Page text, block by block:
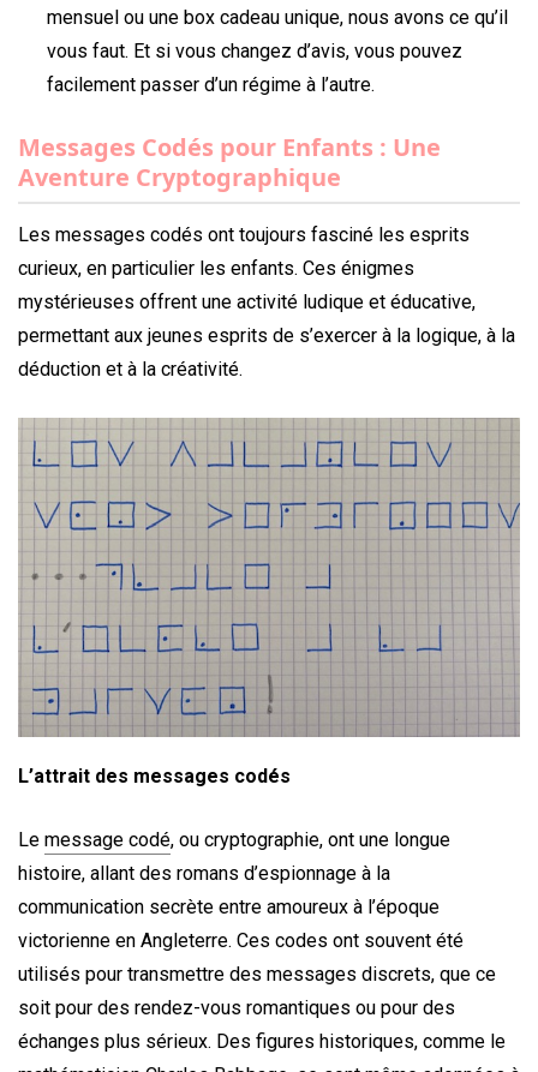
mensuel ou une box cadeau unique, nous avons ce qu’il
vous faut. Et si vous changez d’avis, vous pouvez
facilement passer d’un régime à l’autre.
Messages Codés pour Enfants : Une
Aventure Cryptographique
Les messages codés ont toujours fasciné les esprits
curieux, en particulier les enfants. Ces énigmes
mystérieuses offrent une activité ludique et éducative,
permettant aux jeunes esprits de s’exercer à la logique, à la
déduction et à la créativité.
L’attrait des messages codés
Le message codé, ou cryptographie, ont une longue
histoire, allant des romans d’espionnage à la
communication secrète entre amoureux à l’époque
victorienne en Angleterre. Ces codes ont souvent été
utilisés pour transmettre des messages discrets, que ce
soit pour des rendez-vous romantiques ou pour des
échanges plus sérieux. Des figures historiques, comme le